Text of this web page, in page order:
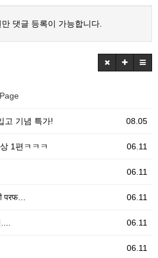
댓글 등록이 가능합니다.
Page
08.05
고 기념 특가!
06.11
1편ㅋㅋㅋ
06.11
06.11
परफ…
06.11
06.11